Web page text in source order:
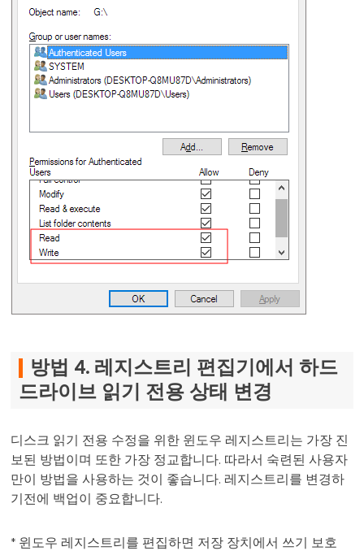
방법 4. 레지스트리 편집기에서 하드
드라이브 읽기 전용 상태 변경
디스크 읽기 전용 수정을 위한 윈도우 레지스트리는 가장 진
보된 방법이며 또한 가장 정교합니다. 따라서 숙련된 사용자
만이 방법을 사용하는 것이 좋습니다. 레지스트리를 변경하
기전에 백업이 중요합니다.
* 윈도우 레지스트리를 편집하면 저장 장치에서 쓰기 보호